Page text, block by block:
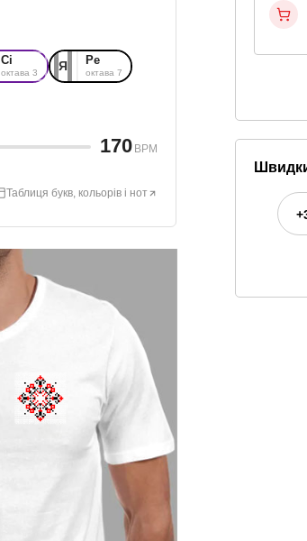
Сі
октава 3 Я Ре
октава 7
170 BPM
Таблиця букв, кольорів і нот